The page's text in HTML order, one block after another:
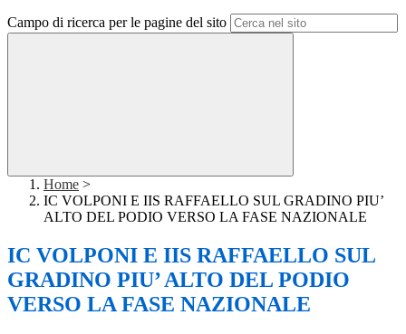
Campo di ricerca per le pagine del sito
Home >
IC VOLPONI E IIS RAFFAELLO SUL GRADINO PIU’
ALTO DEL PODIO VERSO LA FASE NAZIONALE
IC VOLPONI E IIS RAFFAELLO SUL
GRADINO PIU’ ALTO DEL PODIO
VERSO LA FASE NAZIONALE